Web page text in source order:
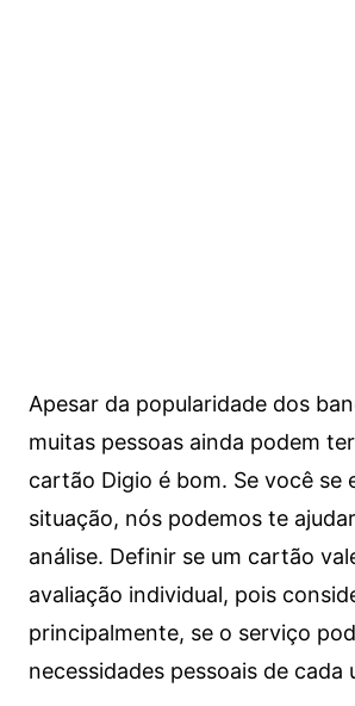
Apesar da popularidade dos
muitas pessoas ainda podem
cartão Digio é bom. Se você se
situação, nós podemos te
análise. Definir se um cartão
avaliação individual, pois
principalmente, se o serviço
necessidades pessoais de cada